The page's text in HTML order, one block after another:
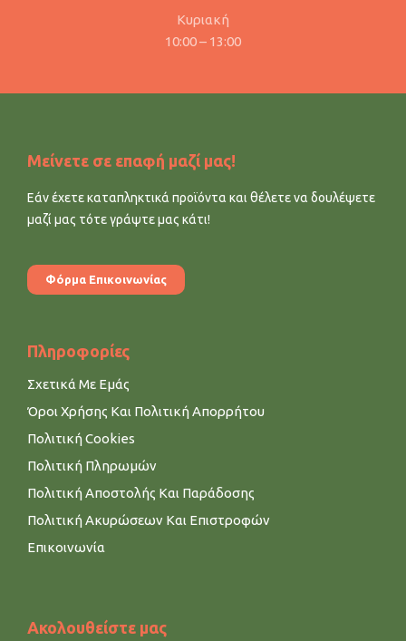
Κυριακή
10:00 – 13:00
Μείνετε σε επαφή μαζί μας!
Εάν έχετε καταπληκτικά προϊόντα και θέλετε να δουλέψετε
μαζί μας τότε γράψτε μας κάτι!
Φόρμα Επικοινωνίας
Πληροφορίες
Σχετικά Με Εμάς
Όροι Χρήσης Και Πολιτική Απορρήτου
Πολιτική Cookies
Πολιτική Πληρωμών
Πολιτική Αποστολής Και Παράδοσης
Πολιτική Ακυρώσεων Και Επιστροφών
Επικοινωνία
Ακολουθείστε μας